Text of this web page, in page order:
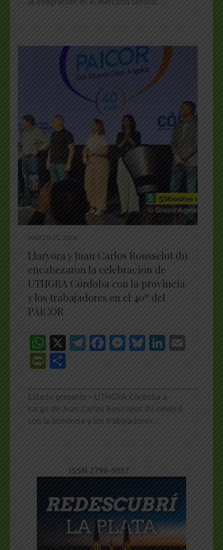
MARZO 25, 2024
Llaryora y Juan Carlos Rousselot (h)
encabezaron la celebración de
UTHGRA Córdoba con la provincia
y los trabajadores en el 40º del
PAICOR
WhatsApp
X Telegram
Facebook
Messenger
Bluesky
PrintFriendly
Estado presente – UTHGRA Córdoba a
cargo de Juan Carlos Rousselot (h) celebró
con la provincia y los trabajadores …
ISSN 2796-9037